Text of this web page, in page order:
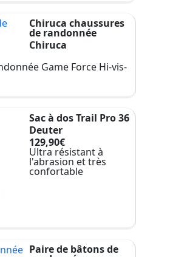
Chiruca chaussures
de randonnée
Chiruca
Game Force Hi-vis-
Sac à dos Trail Pro 36
Deuter
129,90€
Ultra résistant à
l'abrasion et très
confortable
Paire de bâtons de